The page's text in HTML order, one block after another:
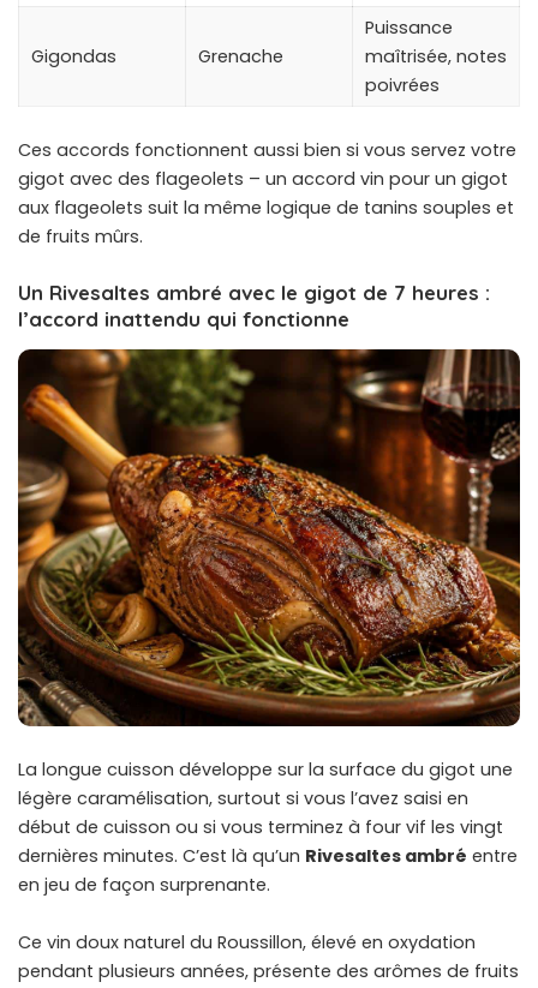
Gigondas Grenache
Puissance
maîtrisée, notes
poivrées
Ces accords fonctionnent aussi bien si vous servez votre
gigot avec des flageolets – un accord vin pour un gigot
aux flageolets suit la même logique de tanins souples et
de fruits mûrs.
Un Rivesaltes ambré avec le gigot de 7 heures :
l’accord inattendu qui fonctionne
La longue cuisson développe sur la surface du gigot une
légère caramélisation, surtout si vous l’avez saisi en
début de cuisson ou si vous terminez à four vif les vingt
dernières minutes. C’est là qu’un Rivesaltes ambré entre
en jeu de façon surprenante.
Ce vin doux naturel du Roussillon, élevé en oxydation
pendant plusieurs années, présente des arômes de fruits